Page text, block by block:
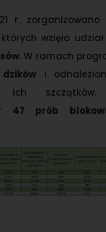
r. zorganizowano
wzięło udział
. W ramach
i
szczątków.
47 prób